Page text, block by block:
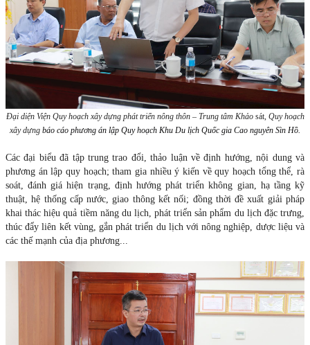
Đại diện Viện Quy hoạch xây dựng phát triển nông thôn – Trung tâm Khảosát, Quy hoạch
xây dựng báo cáo phương án lập Quy hoạch Khu Du lịch Quốc gia Cao nguyên Sìn Hồ.
Các đại biểu đã tập trung trao đổi, thảo luận về định hướng, nội dung và
phương án lập quy hoạch; tham gia nhiều ý kiến về quy hoạch tổng thể, rà
soát, đánh giá hiện trạng, định hướng phát triển không gian, hạ tầng kỹ
thuật, hệ thống cấp nước, giao thông kết nối; đồng thời đề xuất giải pháp
khai thác hiệu quả tiềm năng du lịch, phát triển sản phẩm du lịch đặc trưng,
thúc đẩy liên kết vùng, gắn phát triển du lịch với nông nghiệp, dược liệu và
các thế mạnh của địa phương...